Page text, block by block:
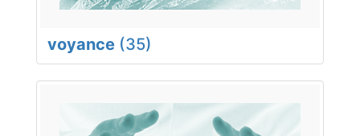
voyance (35)